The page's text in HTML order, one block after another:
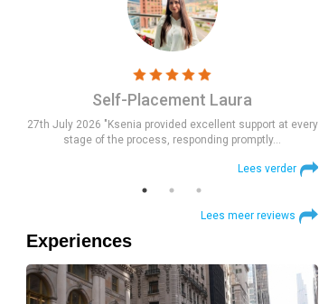
Self-Placement Laura
27th July 2026 "Ksenia provided excellent support at every
stage of the process, responding promptly…
Lees verder
Lees meer reviews
Experiences